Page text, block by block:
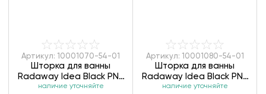
Артикул: 10001070-54-01
Шторка для ванны
Radaway Idea Black PNJ
II 10001070-54-01
наличие уточняйте
Артикул: 10001080-54-01
Шторка для ванны
Radaway Idea Black PNJ
II 10001080-54-01
наличие уточняйте